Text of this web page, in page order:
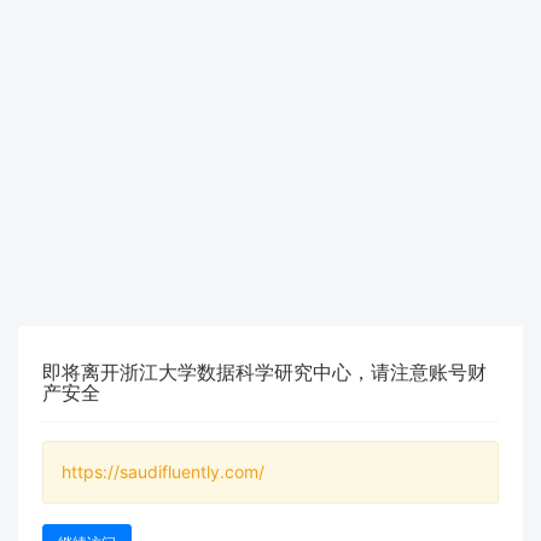
即将离开浙江大学数据科学研究中心，请注意账号财
产安全
https://saudifluently.com/